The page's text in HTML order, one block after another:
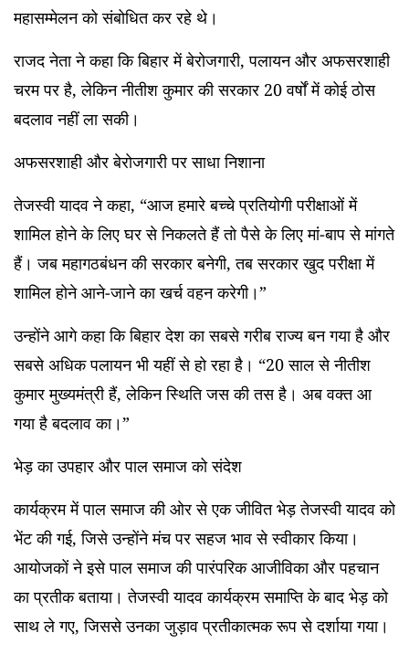
महासम्मेलन को संबोधित कर रहे थे।
राजद नेता ने कहा कि बिहार में बेरोजगारी, पलायन और अफसरशाही
चरम पर है, लेकिन नीतीश कुमार की सरकार 20 वर्षों में कोई ठोस
बदलाव नहीं ला सकी।
अफसरशाही और बेरोजगारी पर साधा निशाना
तेजस्वी यादव ने कहा, “आज हमारे बच्चे प्रतियोगी परीक्षाओं में
शामिल होने के लिए घर से निकलते हैं तो पैसे के लिए मां-बाप से मांगते
हैं। जब महागठबंधन की सरकार बनेगी, तब सरकार खुद परीक्षा में
शामिल होने आने-जाने का खर्च वहन करेगी।”
उन्होंने आगे कहा कि बिहार देश का सबसे गरीब राज्य बन गया है और
सबसे अधिक पलायन भी यहीं से हो रहा है। “20 साल से नीतीश
कुमार मुख्यमंत्री हैं, लेकिन स्थिति जस की तस है। अब वक्त आ
गया है बदलाव का।”
भेड़ का उपहार और पाल समाज को संदेश
कार्यक्रम में पाल समाज की ओर से एक जीवित भेड़ तेजस्वी यादव को
भेंट की गई, जिसे उन्होंने मंच पर सहज भाव से स्वीकार किया।
आयोजकों ने इसे पाल समाज की पारंपरिक आजीविका और पहचान
का प्रतीक बताया। तेजस्वी यादव कार्यक्रम समाप्ति के बाद भेड़ को
साथ ले गए, जिससे उनका जुड़ाव प्रतीकात्मक रूप से दर्शाया गया।